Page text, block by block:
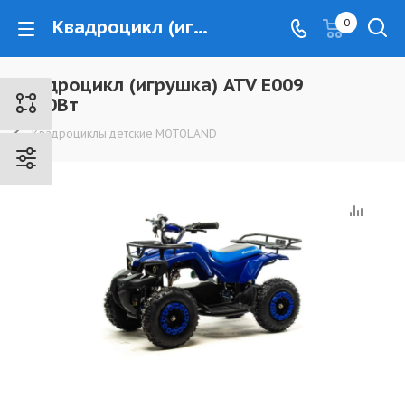
Квадроцикл (игрушка) ATV E009 1000Вт - www.kovrovec.ru 0
Квадроцикл (игрушка) ATV E009
1000Вт
Квадроциклы детские MOTOLAND